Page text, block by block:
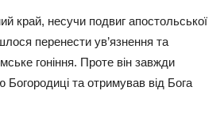
край, несучи подвиг апостольської
перенести ув’язнення та
гоніння. Проте він завжди
Богородиці та отримував від Бога